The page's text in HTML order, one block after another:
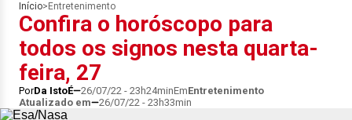
Início> Entretenimento
Confira o horóscopo para
todos os signos nesta quarta-
feira, 27
PorDa IstoÉ 26/07/22 - 23h24minEmEntretenimento
Atualizado em
26/07/22 - 23h33min